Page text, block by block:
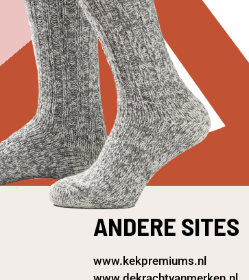
ANDERE SITES
www.kekpremiums.nl